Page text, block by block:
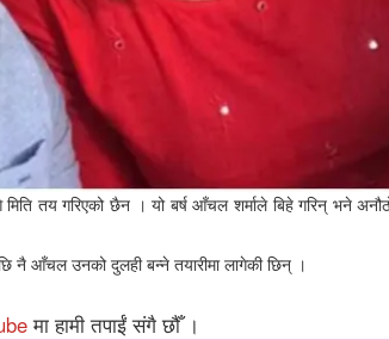
तय गरिएको छैन । यो बर्ष आँचल शर्माले बिहे गरिन् भने
नै आँचल उनको दुलही बन्ने तयारीमा लागेकी छिन् ।
मा हामी तपाईं संगै छौँ ।